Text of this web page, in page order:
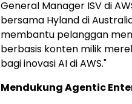
General Manager ISV di
bersama Hyland di
membantu pelanggan
berbasis konten milik
bagi inovasi AI di AWS."
Mendukung Agentic